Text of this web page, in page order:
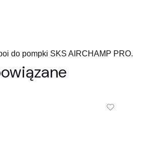
do pompki SKS AIRCHAMP PRO.